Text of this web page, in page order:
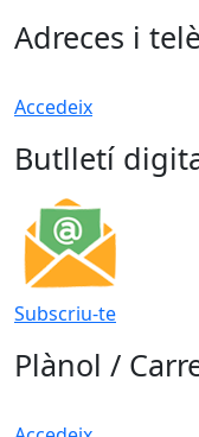
Adreces i
Accedeix
Butlletí
Subscriu-te
Plànol /